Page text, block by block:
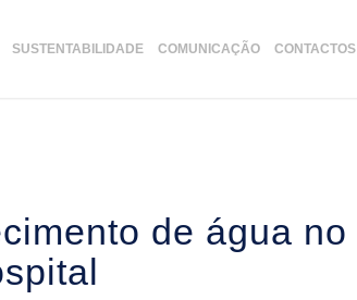
SUSTENTABILIDADE COMUNICAÇÃO CONTACTOS
de água no